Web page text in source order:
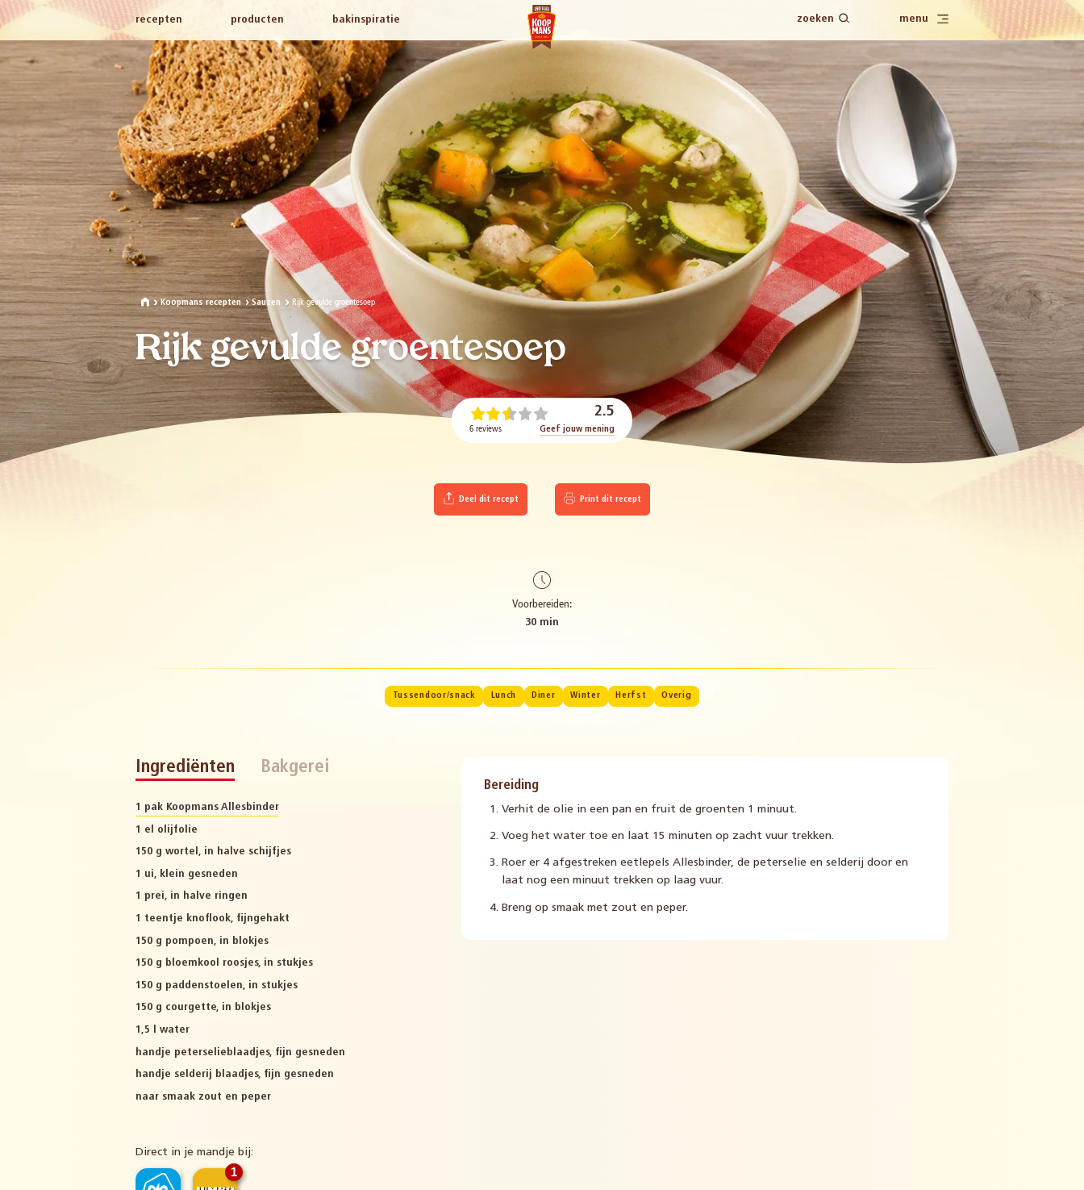
recepten producten bakinspiratie zoeken menu
Koopmans recepten Sauzen Rijk gevulde groentesoep
Rijk gevulde groentesoep
2.5
6 reviews Geef jouw mening
Deel dit recept Print dit recept
Voorbereiden:
30 min
Tussendoor/snack Lunch Diner Winter Herfst Overig
Ingrediënten Bakgerei
1 pak Koopmans Allesbinder
1 el olijfolie
150 g wortel, in halve schijfjes
1 ui, klein gesneden
1 prei, in halve ringen
1 teentje knoflook, fijngehakt
150 g pompoen, in blokjes
150 g bloemkool roosjes, in stukjes
150 g paddenstoelen, in stukjes
150 g courgette, in blokjes
1,5 l water
handje peterselieblaadjes, fijn gesneden
handje selderij blaadjes, fijn gesneden
naar smaak zout en peper
Direct in je mandje bij:
1
Bereiding
Verhit de olie in een pan en fruit de groenten 1 minuut.
Voeg het water toe en laat 15 minuten op zacht vuur trekken.
Roer er 4 afgestreken eetlepels Allesbinder, de peterselie en selderij door en
laat nog een minuut trekken op laag vuur.
Breng op smaak met zout en peper.